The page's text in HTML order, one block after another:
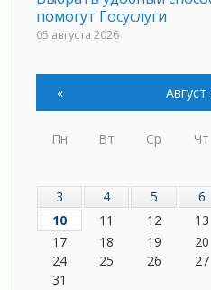
помогут Госуслуги
05 августа 2026
05 августа 2026
Мода вне возраста и
Марафон обновлений
Добровольцы
05 августа 2026
С заботой о здоровье
05 августа 2026
Лучшая из лучших
« Август
Пн Вт Ср Чт
3
4 5 6
10
11 12 13
17
18 19 20
24
25 26 27
31